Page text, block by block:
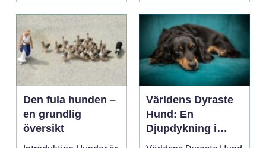
Den fula hunden –
en grundlig
översikt
Världens Dyraste
Hund: En
Djupdykning i
Prislappar och